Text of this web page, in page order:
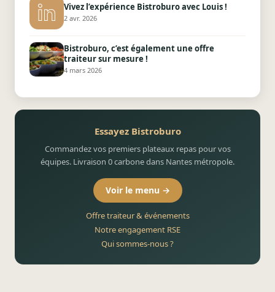
Vivez l’expérience Bistroburo avec Louis !
2 avr. 2026
Bistroburo, c’est également une offre
traiteur sur mesure !
4 mars 2026
Essayez Bistroburo
Commandez vos premiers plateaux repas pour vos
équipes. Livraison 0 carbone dans Nantes métropole.
Voir le menu →
Offre traiteur & événements
Notre engagement RSE
Qui sommes-nous ?